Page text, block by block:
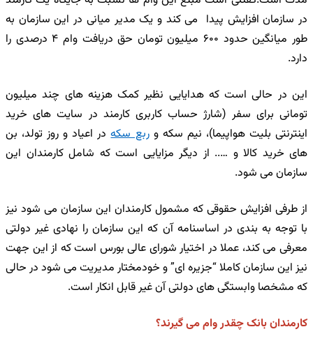
در سازمان افزایش پیدا می کند و یک مدیر میانی در این سازمان به
طور میانگین حدود ۶۰۰ میلیون تومان حق دریافت وام ۴ درصدی را
دارد.
این در حالی است که هدایایی نظیر کمک هزینه های چند میلیون
تومانی برای سفر (شارژ حساب کاربری کارمند در سایت های خرید
اینترنتی بلیت هواپیما)، نیم سکه وربع سکهدر اعیاد و روز تولد، بن
های خرید کالا و ….. از دیگر مزایایی است که شامل کارمندان این
سازمان می شود.
از طرفی افزایش حقوقی که مشمول کارمندان این سازمان می شود نیز
با توجه به بندی در اساسنامه آن که این سازمان را نهادی غیر دولتی
معرفی می کند، عملا در اختیار شورای عالی بورس است که از این جهت
نیز این سازمان کاملا “جزیره ای” و خودمختار مدیریت می شود در حالی
که مشخصا وابستگی های دولتی آن غیر قابل انکار است.
کارمندان بانک چقدر وام می گیرند؟